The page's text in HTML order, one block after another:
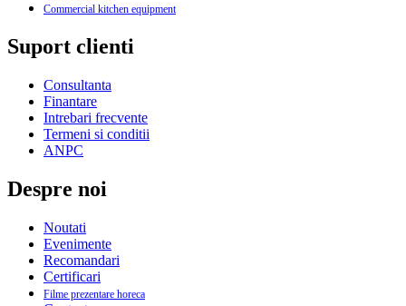
Commercial kitchen equipment
Suport clienti
Consultanta
Finantare
Intrebari frecvente
Termeni si conditii
ANPC
Despre noi
Noutati
Evenimente
Recomandari
Certificari
Filme prezentare horeca